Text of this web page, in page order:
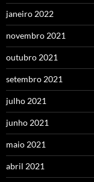
janeiro 2022
novembro 2021
outubro 2021
setembro 2021
julho 2021
junho 2021
maio 2021
abril 2021